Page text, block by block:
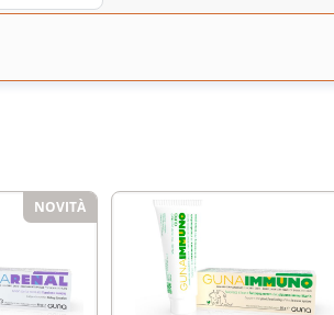
NOVITÀ